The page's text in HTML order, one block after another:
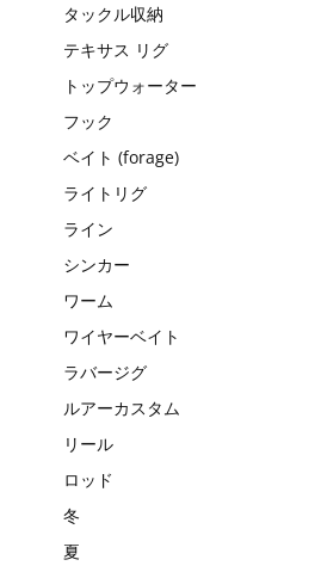
タックル収納
テキサス リグ
トップウォーター
フック
ベイト (forage)
ライトリグ
ライン
シンカー
ワーム
ワイヤーベイト
ラバージグ
ルアーカスタム
リール
ロッド
冬
夏